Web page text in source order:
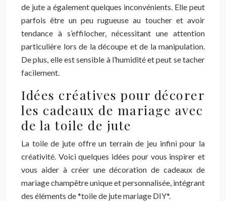
de jute a également quelques inconvénients. Elle peut
parfois être un peu rugueuse au toucher et avoir
tendance à s’effilocher, nécessitant une attention
particulière lors de la découpe et de la manipulation.
De plus, elle est sensible à l’humidité et peut se tacher
facilement.
Idées créatives pour décorer
les cadeaux de mariage avec
de la toile de jute
La toile de jute offre un terrain de jeu infini pour la
créativité. Voici quelques idées pour vous inspirer et
vous aider à créer une décoration de cadeaux de
mariage champêtre unique et personnalisée, intégrant
des éléments de *toile de jute mariage DIY*.